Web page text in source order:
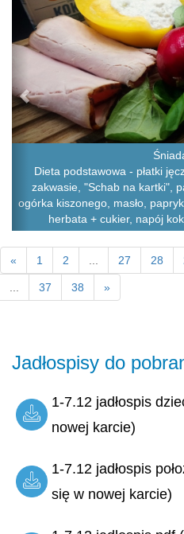
Dieta podstawowa - płatki
zakwasie, "Schab na kartki",
ogórka kiszonego, masło,
herbata + cukier, napój
« 1 2 27 28
37 38 »
Jadłospisy do
1-7.12 jadłospis
nowej karcie)
1-7.12 jadłospis
się w nowej karcie)